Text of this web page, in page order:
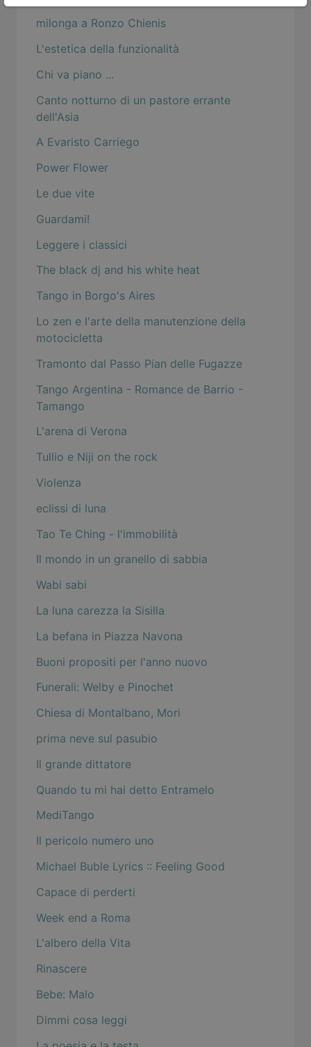
milonga a Ronzo Chienis
L'estetica della funzionalità
Chi va piano ...
Canto notturno di un pastore errante
dell'Asia
A Evaristo Carriego
Power Flower
Le due vite
Guardami!
Leggere i classici
The black dj and his white heat
Tango in Borgo's Aires
Lo zen e l'arte della manutenzione della
motocicletta
Tramonto dal Passo Pian delle Fugazze
Tango Argentina - Romance de Barrio -
Tamango
L'arena di Verona
Tullio e Niji on the rock
Violenza
eclissi di luna
Tao Te Ching - l'immobilità
Il mondo in un granello di sabbia
Wabi sabi
La luna carezza la Sisilla
La befana in Piazza Navona
Buoni propositi per l'anno nuovo
Funerali: Welby e Pinochet
Chiesa di Montalbano, Mori
prima neve sul pasubio
Il grande dittatore
Quando tu mi hai detto Entramelo
MediTango
Il pericolo numero uno
Michael Buble Lyrics :: Feeling Good
Capace di perderti
Week end a Roma
L'albero della Vita
Rinascere
Bebe: Malo
Dimmi cosa leggi